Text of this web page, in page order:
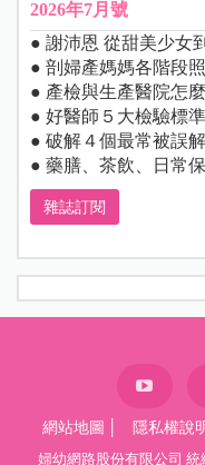
2026年7月號
● 謝沛恩 從甜美少女
● 剖婦產媽媽各階段
● 產檢與生產醫院怎
● 好醫師５大檢驗標
● 破解４個最常被誤
● 藥膳、茶飲、日常
雜誌訂閱
網站地圖 隱私權說
婦幼網路股份有限公司 統